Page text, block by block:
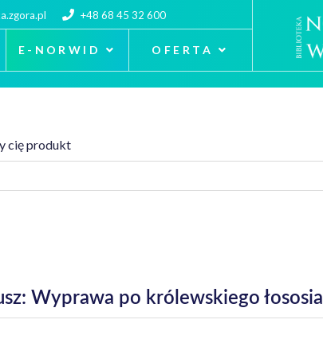
+48 68 45 32 600
E-NORWID OFERTA
cię produkt
Wyprawa po królewskiego łososia